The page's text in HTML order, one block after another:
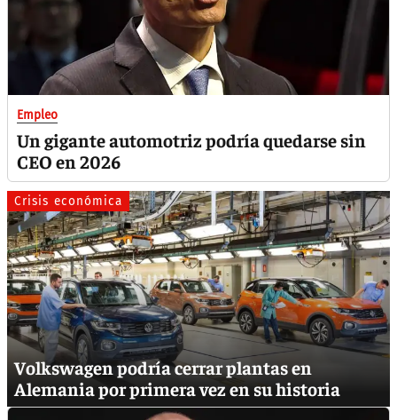
Empleo
Un gigante automotriz podría quedarse sin
CEO en 2026
Crisis económica
Volkswagen podría cerrar plantas en
Alemania por primera vez en su historia